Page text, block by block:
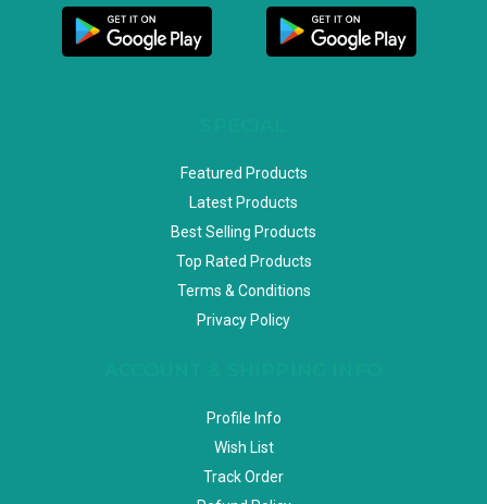
Featured Products
Latest Products
Best Selling Products
Top Rated Products
Terms & Conditions
Privacy Policy
Profile Info
Wish List
Track Order